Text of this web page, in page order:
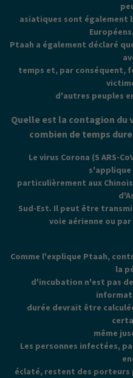
asiatiques sont également
Ptaah a également déclaré
temps et, par conséquent,
d'autres peuples
Quelle est la contagion du
combien de temps
Le virus Corona (S ARS-
s'applique
particulièrement aux
Sud-Est. Il peut être
voie aérienne ou
Comme l'explique Ptaah,
la
d'incubation n'est pas de
durée devrait être
même
Les personnes infectées,
éclaté, restent des